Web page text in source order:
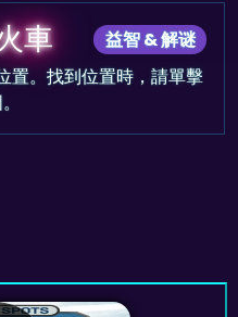
益智 & 解谜
車
置。找到位置時，請單擊